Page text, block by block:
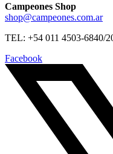
Campeones Shop
shop@campeones.com.ar
TEL: +54 011 4503-6840/
Facebook